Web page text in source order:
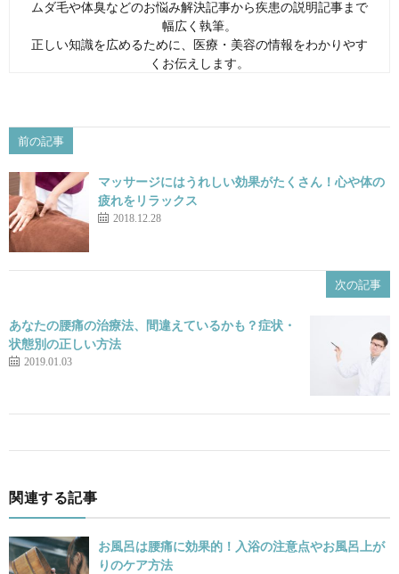
ムダ毛や体臭などのお悩み解決記事から疾患の説明記事まで
幅広く執筆。
正しい知識を広めるために、医療・美容の情報をわかりやす
くお伝えします。
前の記事
マッサージにはうれしい効果がたくさん！心や体の
疲れをリラックス
2018.12.28
次の記事
あなたの腰痛の治療法、間違えているかも？症状・
状態別の正しい方法
2019.01.03
関連する記事
お風呂は腰痛に効果的！入浴の注意点やお風呂上が
りのケア方法